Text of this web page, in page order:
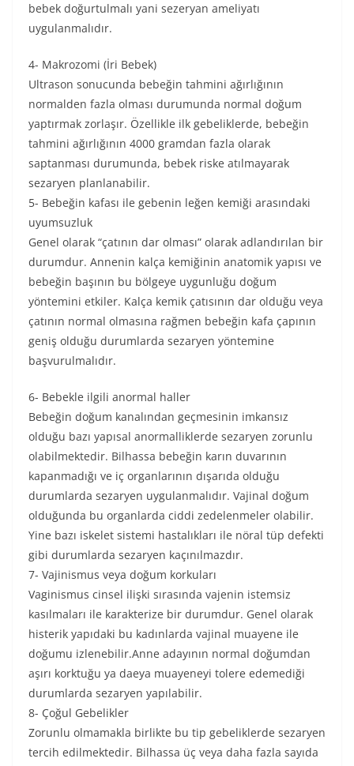
bebek doğurtulmalı yani sezeryan ameliyatı
uygulanmalıdır.
4- Makrozomi (İri Bebek)
Ultrason sonucunda bebeğin tahmini ağırlığının
normalden fazla olması durumunda normal doğum
yaptırmak zorlaşır. Özellikle ilk gebeliklerde, bebeğin
tahmini ağırlığının 4000 gramdan fazla olarak
saptanması durumunda, bebek riske atılmayarak
sezaryen planlanabilir.
5- Bebeğin kafası ile gebenin leğen kemiği arasındaki
uyumsuzluk
Genel olarak “çatının dar olması” olarak adlandırılan bir
durumdur. Annenin kalça kemiğinin anatomik yapısı ve
bebeğin başının bu bölgeye uygunluğu doğum
yöntemini etkiler. Kalça kemik çatısının dar olduğu veya
çatının normal olmasına rağmen bebeğin kafa çapının
geniş olduğu durumlarda sezaryen yöntemine
başvurulmalıdır.
6- Bebekle ilgili anormal haller
Bebeğin doğum kanalından geçmesinin imkansız
olduğu bazı yapısal anormalliklerde sezaryen zorunlu
olabilmektedir. Bilhassa bebeğin karın duvarının
kapanmadığı ve iç organlarının dışarıda olduğu
durumlarda sezaryen uygulanmalıdır. Vajinal doğum
olduğunda bu organlarda ciddi zedelenmeler olabilir.
Yine bazı iskelet sistemi hastalıkları ile nöral tüp defekti
gibi durumlarda sezaryen kaçınılmazdır.
7- Vajinismus veya doğum korkuları
Vaginismus cinsel ilişki sırasında vajenin istemsiz
kasılmaları ile karakterize bir durumdur. Genel olarak
histerik yapıdaki bu kadınlarda vajinal muayene ile
doğumu izlenebilir.Anne adayının normal doğumdan
aşırı korktuğu ya daeya muayeneyi tolere edemediği
durumlarda sezaryen yapılabilir.
8- Çoğul Gebelikler
Zorunlu olmamakla birlikte bu tip gebeliklerde sezaryen
tercih edilmektedir. Bilhassa üç veya daha fazla sayıda